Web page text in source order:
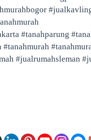
#tanahparung
#jualrumahsleman